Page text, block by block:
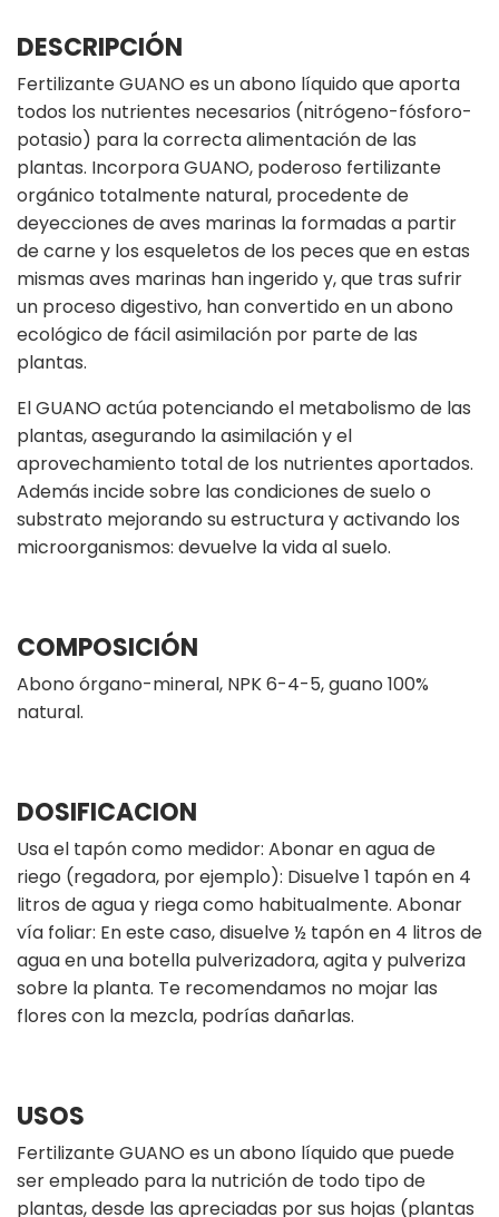
DESCRIPCIÓN
Fertilizante GUANO es un abono líquido que aporta
todos los nutrientes necesarios (nitrógeno-fósforo-
potasio) para la correcta alimentación de las
plantas. Incorpora GUANO, poderoso fertilizante
orgánico totalmente natural, procedente de
deyecciones de aves marinas la formadas a partir
de carne y los esqueletos de los peces que en estas
mismas aves marinas han ingerido y, que tras sufrir
un proceso digestivo, han convertido en un abono
ecológico de fácil asimilación por parte de las
plantas.
El GUANO actúa potenciando el metabolismo de las
plantas, asegurando la asimilación y el
aprovechamiento total de los nutrientes aportados.
Además incide sobre las condiciones de suelo o
substrato mejorando su estructura y activando los
microorganismos: devuelve la vida al suelo.
COMPOSICIÓN
Abono órgano-mineral, NPK 6-4-5, guano 100%
natural.
DOSIFICACION
Usa el tapón como medidor: Abonar en agua de
riego (regadora, por ejemplo): Disuelve 1 tapón en 4
litros de agua y riega como habitualmente. Abonar
vía foliar: En este caso, disuelve ½ tapón en 4 litros de
agua en una botella pulverizadora, agita y pulveriza
sobre la planta. Te recomendamos no mojar las
flores con la mezcla, podrías dañarlas.
USOS
Fertilizante GUANO es un abono líquido que puede
ser empleado para la nutrición de todo tipo de
plantas, desde las apreciadas por sus hojas (plantas